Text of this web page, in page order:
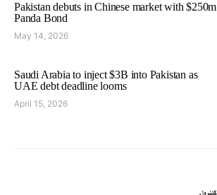
Pakistan debuts in Chinese market with $250m
Panda Bond
May 14, 2026
Saudi Arabia to inject $3B into Pakistan as
UAE debt deadline looms
April 15, 2026